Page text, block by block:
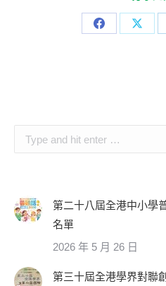
Share
Share
Search:
第二十八屆全港中小學
名單
2026 年 5 月 26 日
第三十屆全港學界對聯